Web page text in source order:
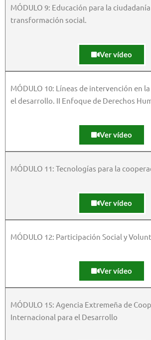
MÓDULO 9: Educación para la
transformación social.
Ver vídeo
MÓDULO 10: Líneas de intervención en
el desarrollo. II Enfoque de Derechos
Ver vídeo
MÓDULO 11: Tecnologías para la
Ver vídeo
MÓDULO 12: Participación Social y
Ver vídeo
MÓDULO 15: Agencia Extremeña de
Internacional para el Desarrollo